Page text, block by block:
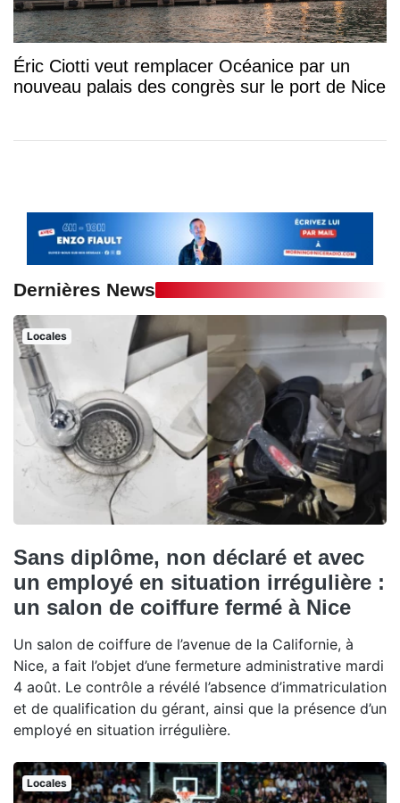
Éric Ciotti veut remplacer Océanice par un
nouveau palais des congrès sur le port de Nice
Dernières News
Locales
Sans diplôme, non déclaré et avec
un employé en situation irrégulière :
un salon de coiffure fermé à Nice
Un salon de coiffure de l’avenue de la Californie, à
Nice, a fait l’objet d’une fermeture administrative mardi
4 août. Le contrôle a révélé l’absence d’immatriculation
et de qualification du gérant, ainsi que la présence d’un
employé en situation irrégulière.
Locales